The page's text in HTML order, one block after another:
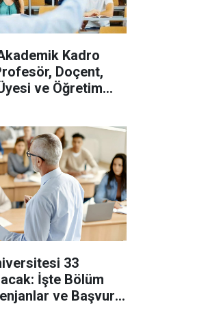
Kadro
Doçent,
ve Öğretim
33
İşte Bölüm
ve Başvuru